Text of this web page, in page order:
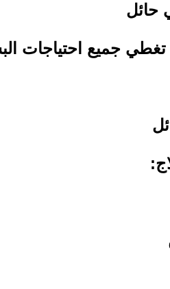
حائل
جميع احتياجات